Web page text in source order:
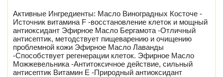
Активные Ингредиенты: Масло Виноградных Косточе -
Источник витамина F -восстановление клеток и мощный
антиоксидант Эфирное Масло Бергамота -Отличный
антисептик, методствует пищеварению и очищению
проблемной кожи Эфирное Масло Лаванды
-Способствует регенерации клеток. Эфирное Масло
Можжевельника -Антитоксичное действие, сильный
антисептик Витамин Е -Природный антиоксидант